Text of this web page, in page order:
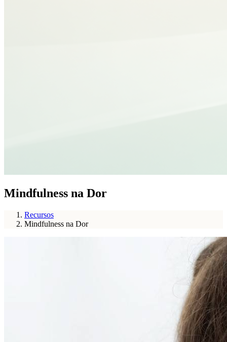
Mindfulness na Dor
Recursos
Mindfulness na Dor